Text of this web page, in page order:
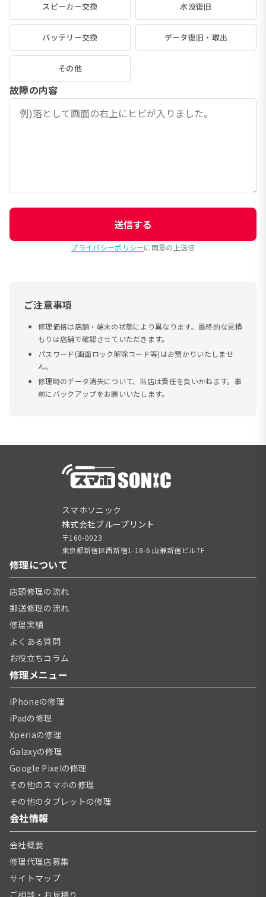
スピーカー交換 水没復旧
バッテリー交換 データ復旧・取出
その他
故障の内容
送信する
プライバシーポリシーに同意の上送信
ご注意事項
修理価格は店舗・端末の状態により異なります。最終的な見積
もりは店舗で確認させていただきます。
パスワード(画面ロック解除コード等)はお預かりいたしませ
ん。
修理時のデータ消失について、当店は責任を負いかねます。事
前にバックアップをお願いいたします。
スマホソニック
株式会社ブループリント
〒160-0023
東京都新宿区西新宿1-18-6 山兼新宿ビル7F
修理について
店頭修理の流れ
郵送修理の流れ
修理実績
よくある質問
お役立ちコラム
修理メニュー
iPhoneの修理
iPadの修理
Xperiaの修理
Galaxyの修理
Google Pixelの修理
その他のスマホの修理
その他のタブレットの修理
会社情報
会社概要
修理代理店募集
サイトマップ